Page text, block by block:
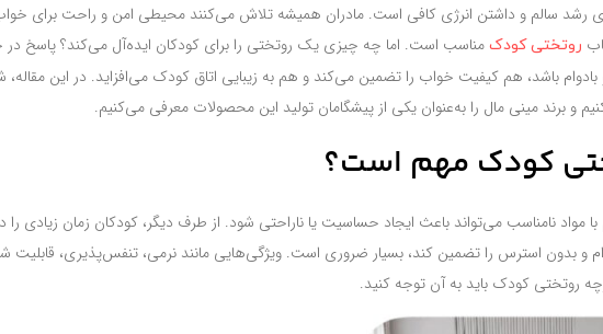
رشد سالم و داشتن انرژی کافی است. مادران همیشه تلاش می‌کنند محیطی امن و راحت برای
روتختی کودک مناسب است. اما چه چیزی یک روتختی را برای کودکان ایده‌آل می‌کند؟ پاسخ
باشد، هم کیفیت خواب را تضمین می‌کند و هم به زیبایی اتاق کودک می‌افزاید. در این مقاله،
و برند مینی‌ مال را به‌عنوان یکی از پیشگامان تولید این محصولات معرفی می‌کنیم.
کودک مهم است؟
نامناسب می‌تواند باعث ایجاد حساسیت یا ناراحتی شود. از طرف دیگر، کودکان زمان زیادی را
آرام و بدون استرس را تضمین کند، بسیار ضروری است. ویژگی‌هایی مانند نرمی، تنفس‌پذیری،
روتختی کودک باید به آن توجه کنید.